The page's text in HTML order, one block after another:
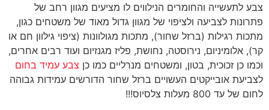
צבע לתעשייה והחומרים הנילווים לו מציעים מגוון רחב של
פתרונות לצביעה ולציפוי של מגוון גדול מאוד של משטחים כגון,
מתכות רגילות (ברזל שחור), מתכות מגולוונות (ציפוי גילוון חם או
קר), אלומיניום, נירוסטה, נחושת, פליז מגנזיום ועוד רבים אחרים,
וכמו כן זכוכית, בטון, ומשטחים מנרליים כמו כן צבע עמיד בחום
לצביעת אובייקטים העשויים ברזל שחור הדורשים עמידות גבוהה
לחום של עד 800 מעלות צלסיוס!!!